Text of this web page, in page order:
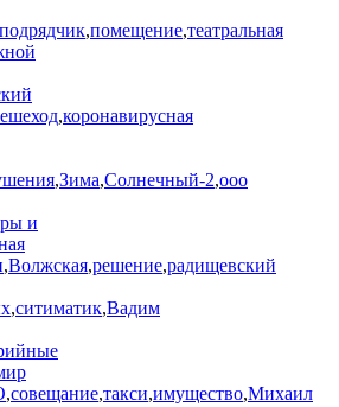
подрядчик,помещение,театральная
,коронавирусная
,Зима,Солнечный-2,ооо
и
,Волжская,решение,радищевский
,ситиматик,Вадим
,совещание,такси,имущество,Михаил